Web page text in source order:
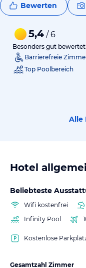
Bewerten
5,4 / 6
Besonders gut bewertet:
Barrierefreie
Top Poolbereich
Alle
Hotel
Beliebteste
Wifi kostenfrei
Infinity Pool
Kostenlose
Gesamtzahl Zimmer